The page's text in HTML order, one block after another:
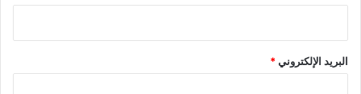
البريد الإلكتروني*